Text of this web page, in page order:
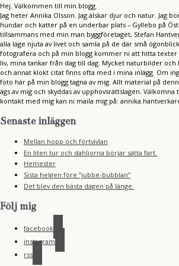
Hej. Välkommen till min blogg.
Jag heter Annika Olsson. Jag älskar djur och natur. Jag
hundar och katter på en underbar plats – Gyllebo på
tillsammans med min man byggföretaget, Stefan
alla läge njuta av livet och samla på de där små
fotografera och på min blogg kommer ni att hitta
liv, mina tankar från dag till dag. Mycket naturbilder och
och annat klokt citat finns ofta med i mina inlägg. Om
foto här på min blogg tagna av mig. Allt material på
ägs av mig och skyddas av upphovsrättslagen.
kontakt med mig kan ni maila mig på:
Senaste inläggen
Mellan hopp och förtvivlan
En liten tur och dahliorna börjar sätta fart.
Hemester
Sista helgen före ”jubbe-bubblan”
Det blev den bästa dagen på länge.
Följ mig
facebook
instagram
rss